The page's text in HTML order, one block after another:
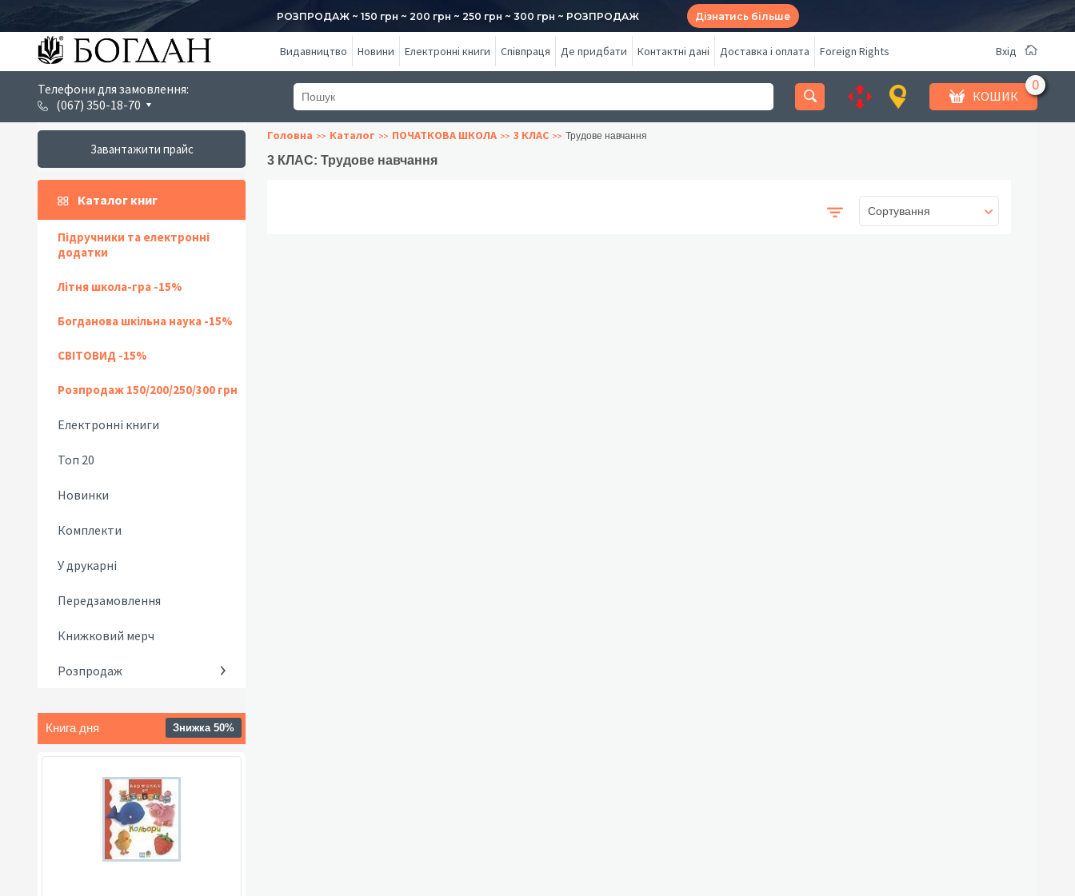
РОЗПРОДАЖ ~ 150 грн ~ 200 грн ~ 250 грн ~ 300 грн ~ РОЗПРОДАЖ Дізнатись більше
Видавництво Новини Електронні книги Співпраця Де придбати Контактні дані Доставка і оплата Foreign Rights Вхід
Телефони для замовлення:
(067) 350-18-70
КОШИК
Завантажити прайс
Каталог книг
Підручники та електронні
додатки
Літня школа-гра -15%
Богданова шкільна наука -15%
СВІТОВИД -15%
Розпродаж 150/200/250/300 грн
Електронні книги
Топ 20
Новинки
Комплекти
У друкарні
Передзамовлення
Книжковий мерч
Розпродаж
Книга дня Знижка 50%
Головна Каталог ПОЧАТКОВА ШКОЛА 3 КЛАС Трудове навчання
3 КЛАС: Трудове навчання
Сортування